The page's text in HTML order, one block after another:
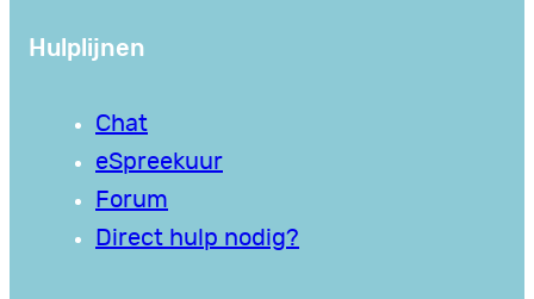
Hulplijnen
Chat
eSpreekuur
Forum
Direct hulp nodig?